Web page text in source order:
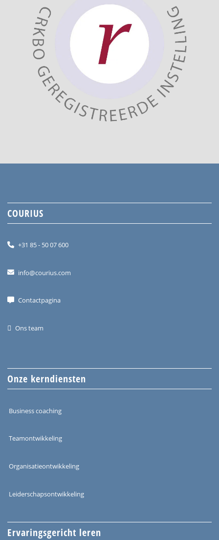
COURIUS
+31 85 - 50 07 600
info@courius.com
Contactpagina
Ons team
Onze kerndiensten
Business coaching
Teamontwikkeling
Organisatieontwikkeling
Leiderschapsontwikkeling
Ervaringsgericht leren